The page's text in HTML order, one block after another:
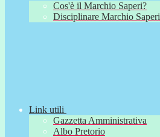
Cos'è il Marchio Saperi?
Disciplinare Marchio Saperi
Link utili
Gazzetta Amministrativa
Albo Pretorio